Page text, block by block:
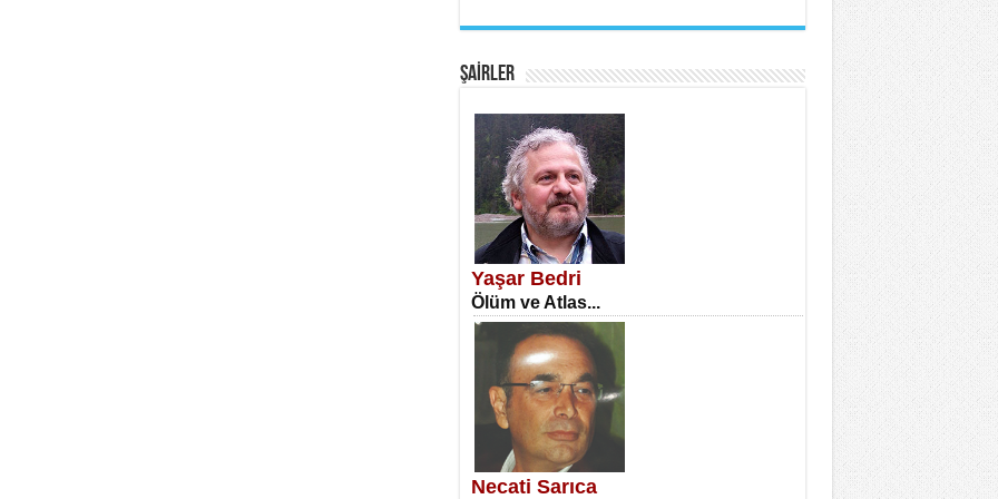
SATILMIŞ ÜMİT ÇETİNKAYA
Erkenlik...
NECLA DİLEK ARSLAN
Öğretmenler Günü Mahkemesi...
ŞAİRLER
Yaşar Bedri
Ölüm ve Atlas...
Necati Sarıca